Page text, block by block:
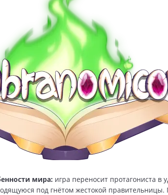
мира: игра переносит протагониста в
под гнётом жестокой правительницы.